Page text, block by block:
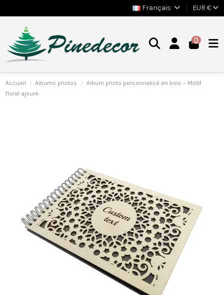
Français EUR €
0
Accueil Albums photos
Album photo personnalisé en bois – Motif
floral ajouré